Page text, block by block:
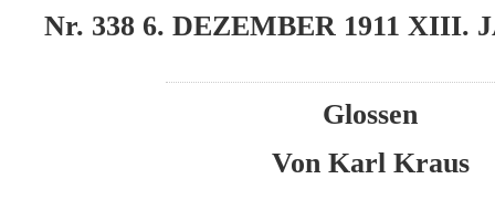
Nr. 338 6. DEZEMBER 1911 XIII.
Glossen
Von Karl Kraus